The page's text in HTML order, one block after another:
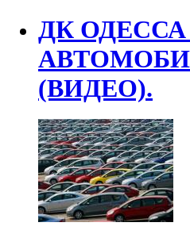
ДК
(ВИДЕО).